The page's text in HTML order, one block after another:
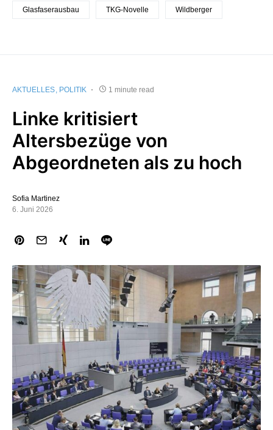
Glasfaserausbau TKG-Novelle Wildberger
AKTUELLES POLITIK 1 minute read
Linke kritisiert
Altersbezüge von
Abgeordneten als zu hoch
Sofia Martinez
6. Juni 2026